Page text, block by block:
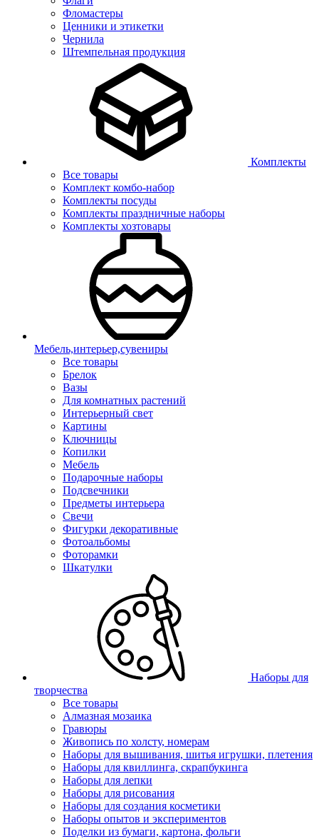
Фломастеры
Ценники и этикетки
Чернила
Штемпельная продукция
Комплекты
Все товары
Комплект комбо-набор
Комплекты посуды
Комплекты праздничные наборы
Комплекты хозтовары
Мебель,интерьер,сувениры
Все товары
Брелок
Вазы
Для комнатных растений
Интерьерный свет
Картины
Ключницы
Копилки
Мебель
Подарочные наборы
Подсвечники
Предметы интерьера
Свечи
Фигурки декоративные
Фотоальбомы
Фоторамки
Шкатулки
Наборы для
творчества
Все товары
Алмазная мозаика
Гравюры
Живопись по холсту, номерам
Наборы для вышивания, шитья игрушки, плетения
Наборы для квиллинга, скрапбукинга
Наборы для лепки
Наборы для рисования
Наборы для создания косметики
Наборы опытов и экспериментов
Поделки из бумаги, картона, фольги